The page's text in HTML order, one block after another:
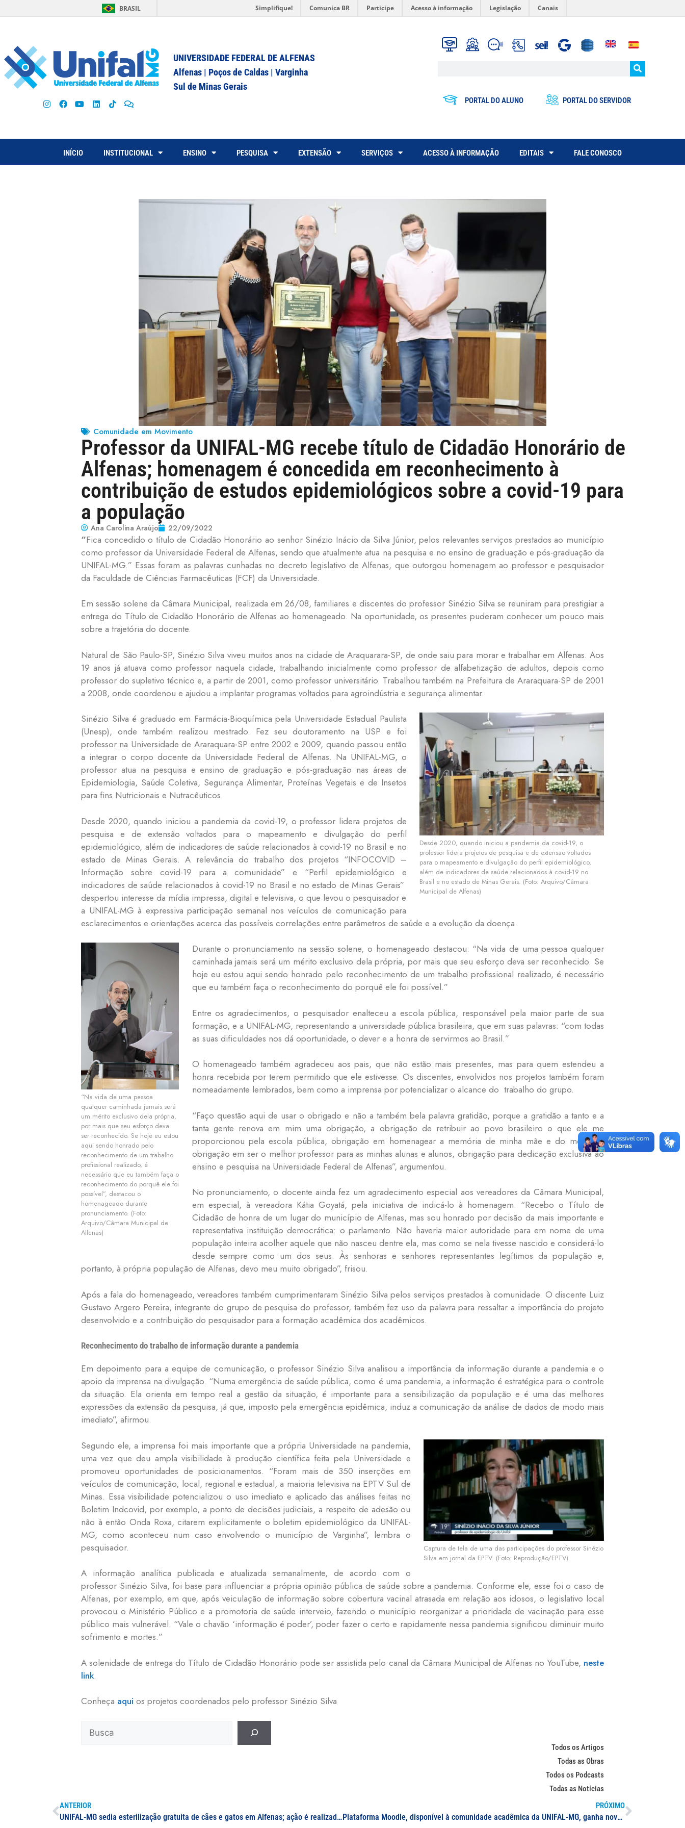
BRASIL Simplifique! Comunica BR Participe Acesso à informação Legislação Canais
UNIVERSIDADE FEDERAL DE ALFENAS
Alfenas | Poços de Caldas | Varginha
Sul de Minas Gerais
PORTAL DO ALUNO PORTAL DO SERVIDOR
INÍCIO INSTITUCIONAL ENSINO PESQUISA EXTENSÃO SERVIÇOS ACESSO À INFORMAÇÃO EDITAIS FALE CONOSCO
Comunidade em Movimento
Professor da UNIFAL-MG recebe título de Cidadão Honorário de
Alfenas; homenagem é concedida em reconhecimento à
contribuição de estudos epidemiológicos sobre a covid-19 para
a população
Ana Carolina Araújo 22/09/2022
“Fica concedido o título de Cidadão Honorário ao senhor Sinézio Inácio da Silva Júnior, pelos relevantes serviços prestados ao município
como professor da Universidade Federal de Alfenas, sendo que atualmente atua na pesquisa e no ensino de graduação e pós-graduação da
UNIFAL-MG.” Essas foram as palavras cunhadas no decreto legislativo de Alfenas, que outorgou homenagem ao professor e pesquisador
da Faculdade de Ciências Farmacêuticas (FCF) da Universidade.
Em sessão solene da Câmara Municipal, realizada em 26/08, familiares e discentes do professor Sinézio Silva se reuniram para prestigiar a
entrega do Título de Cidadão Honorário de Alfenas ao homenageado. Na oportunidade, os presentes puderam conhecer um pouco mais
sobre a trajetória do docente.
Natural de São Paulo-SP, Sinézio Silva viveu muitos anos na cidade de Araquarara-SP, de onde saiu para morar e trabalhar em Alfenas. Aos
19 anos já atuava como professor naquela cidade, trabalhando inicialmente como professor de alfabetização de adultos, depois como
professor do supletivo técnico e, a partir de 2001, como professor universitário. Trabalhou também na Prefeitura de Araraquara-SP de 2001
a 2008, onde coordenou e ajudou a implantar programas voltados para agroindústria e segurança alimentar.
Desde 2020, quando iniciou a pandemia da covid-19, o
professor lidera projetos de pesquisa e de extensão voltados
para o mapeamento e divulgação do perfil epidemiológico,
além de indicadores de saúde relacionados à covid-19 no
Brasil e no estado de Minas Gerais. (Foto: Arquivo/Câmara
Municipal de Alfenas)
Sinézio Silva é graduado em Farmácia-Bioquímica pela Universidade Estadual Paulista
(Unesp), onde também realizou mestrado. Fez seu doutoramento na USP e foi
professor na Universidade de Araraquara-SP entre 2002 e 2009, quando passou então
a integrar o corpo docente da Universidade Federal de Alfenas. Na UNIFAL-MG, o
professor atua na pesquisa e ensino de graduação e pós-graduação nas áreas de
Epidemiologia, Saúde Coletiva, Segurança Alimentar, Proteínas Vegetais e de Insetos
para fins Nutricionais e Nutracêuticos.
Desde 2020, quando iniciou a pandemia da covid-19, o professor lidera projetos de
pesquisa e de extensão voltados para o mapeamento e divulgação do perfil
epidemiológico, além de indicadores de saúde relacionados à covid-19 no Brasil e no
estado de Minas Gerais. A relevância do trabalho dos projetos “INFOCOVID –
Informação sobre covid-19 para a comunidade” e “Perfil epidemiológico e
indicadores de saúde relacionados à covid-19 no Brasil e no estado de Minas Gerais”
despertou interesse da mídia impressa, digital e televisiva, o que levou o pesquisador e
a UNIFAL-MG à expressiva participação semanal nos veículos de comunicação para
esclarecimentos e orientações acerca das possíveis correlações entre parâmetros de saúde e a evolução da doença.
“Na vida de uma pessoa
qualquer caminhada jamais será
um mérito exclusivo dela própria,
por mais que seu esforço deva
ser reconhecido. Se hoje eu estou
aqui sendo honrado pelo
reconhecimento de um trabalho
profissional realizado, é
necessário que eu também faça o
reconhecimento do porquê ele foi
possível”, destacou o
homenageado durante
pronunciamento. (Foto:
Arquivo/Câmara Municipal de
Alfenas)
Durante o pronunciamento na sessão solene, o homenageado destacou: “Na vida de uma pessoa qualquer
caminhada jamais será um mérito exclusivo dela própria, por mais que seu esforço deva ser reconhecido. Se
hoje eu estou aqui sendo honrado pelo reconhecimento de um trabalho profissional realizado, é necessário
que eu também faça o reconhecimento do porquê ele foi possível.”
Entre os agradecimentos, o pesquisador enalteceu a escola pública, responsável pela maior parte de sua
formação, e a UNIFAL-MG, representando a universidade pública brasileira, que em suas palavras: “com todas
as suas dificuldades nos dá oportunidade, o dever e a honra de servirmos ao Brasil.”
O homenageado também agradeceu aos pais, que não estão mais presentes, mas para quem estendeu a
honra recebida por terem permitido que ele estivesse. Os discentes, envolvidos nos projetos também foram
nomeadamente lembrados, bem como a imprensa por potencializar o alcance do trabalho do grupo.
“Faço questão aqui de usar o obrigado e não a também bela palavra gratidão, porque a gratidão a tanto e a
tanta gente renova em mim uma obrigação, a obrigação de retribuir ao povo brasileiro o que ele me
proporcionou pela escola pública, obrigação em homenagear a memória de minha mãe e do meu pai,
obrigação em ser o melhor professor para as minhas alunas e alunos, obrigação para dedicação exclusiva ao
ensino e pesquisa na Universidade Federal de Alfenas”, argumentou.
No pronunciamento, o docente ainda fez um agradecimento especial aos vereadores da Câmara Municipal,
em especial, à vereadora Kátia Goyatá, pela iniciativa de indicá-lo à homenagem. “Recebo o Título de
Cidadão de honra de um lugar do município de Alfenas, mas sou honrado por decisão da mais importante e
representativa instituição democrática: o parlamento. Não haveria maior autoridade para em nome de uma
população inteira acolher aquele que não nasceu dentre ela, mas como se nela tivesse nascido e considerá-lo
desde sempre como um dos seus. Às senhoras e senhores representantes legítimos da população e,
portanto, à própria população de Alfenas, devo meu muito obrigado”, frisou.
Após a fala do homenageado, vereadores também cumprimentaram Sinézio Silva pelos serviços prestados à comunidade. O discente Luiz
Gustavo Argero Pereira, integrante do grupo de pesquisa do professor, também fez uso da palavra para ressaltar a importância do projeto
desenvolvido e a contribuição do pesquisador para a formação acadêmica dos acadêmicos.
Reconhecimento do trabalho de informação durante a pandemia
Em depoimento para a equipe de comunicação, o professor Sinézio Silva analisou a importância da informação durante a pandemia e o
apoio da imprensa na divulgação. “Numa emergência de saúde pública, como é uma pandemia, a informação é estratégica para o controle
da situação. Ela orienta em tempo real a gestão da situação, é importante para a sensibilização da população e é uma das melhores
expressões da extensão da pesquisa, já que, imposto pela emergência epidêmica, induz a comunicação da análise de dados de modo mais
imediato”, afirmou.
Captura de tela de uma das participações do professor Sinézio
Silva em jornal da EPTV. (Foto: Reprodução/EPTV)
Segundo ele, a imprensa foi mais importante que a própria Universidade na pandemia,
uma vez que deu ampla visibilidade à produção científica feita pela Universidade e
promoveu oportunidades de posicionamentos. “Foram mais de 350 inserções em
veículos de comunicação, local, regional e estadual, a maioria televisiva na EPTV Sul de
Minas. Essa visibilidade potencializou o uso imediato e aplicado das análises feitas no
Boletim Indcovid, por exemplo, a ponto de decisões judiciais, a respeito de adesão ou
não à então Onda Roxa, citarem explicitamente o boletim epidemiológico da UNIFAL-
MG, como aconteceu num caso envolvendo o município de Varginha”, lembra o
pesquisador.
A informação analítica publicada e atualizada semanalmente, de acordo com o
professor Sinézio Silva, foi base para influenciar a própria opinião pública de saúde sobre a pandemia. Conforme ele, esse foi o caso de
Alfenas, por exemplo, em que, após veiculação de informação sobre cobertura vacinal atrasada em relação aos idosos, o legislativo local
provocou o Ministério Público e a promotoria de saúde interveio, fazendo o município reorganizar a prioridade de vacinação para esse
público mais vulnerável. “Vale o chavão ‘informação é poder’, poder fazer o certo e rapidamente nessa pandemia significou diminuir muito
sofrimento e mortes.”
A solenidade de entrega do Título de Cidadão Honorário pode ser assistida pelo canal da Câmara Municipal de Alfenas no YouTube, neste
link.
Conheça aqui os projetos coordenados pelo professor Sinézio Silva
Todos os Artigos
Todas as Obras
Todos os Podcasts
Todas as Notícias
ANTERIOR
UNIFAL-MG sedia esterilização gratuita de cães e gatos em Alfenas; ação é realizada em parceria com ONG AJUDA, na quadra da Sede da Universidade
PRÓXIMO
Plataforma Moodle, disponível à comunidade acadêmica da UNIFAL-MG, ganha nova identidade visual; além de mudanças no âmbito funcional, a página recebe padrão de cores da Universidade nas salas virtuais